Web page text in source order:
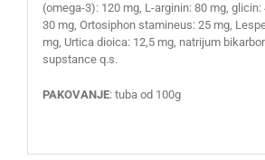
(omega-3): 120 mg, L-arginin: 80 mg,
30 mg, Ortosiphon stamineus: 25 mg,
mg, Urtica dioica: 12,5 mg, natrijum
supstance q.s.
PAKOVANJE: tuba od 100g